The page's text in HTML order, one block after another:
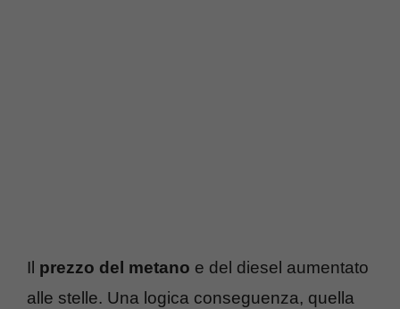
Il prezzo del metano e del diesel aumentato
alle stelle. Una logica conseguenza, quella